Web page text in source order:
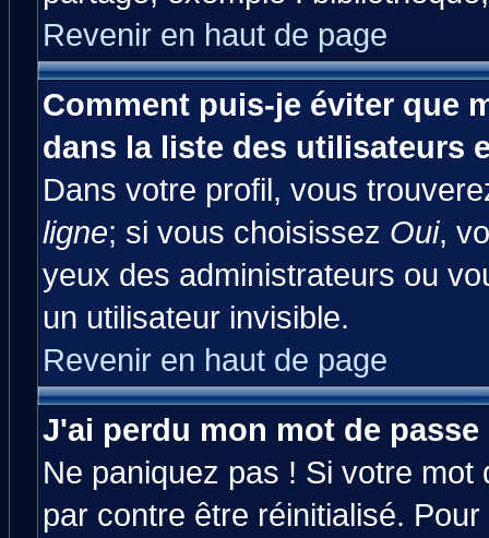
Revenir en haut de page
Comment puis-je éviter que
dans la liste des utilisateurs
Dans votre profil, vous
ligne; si vous choisissez Oui,
yeux des administrateurs ou
un utilisateur invisible.
Revenir en haut de page
J'ai perdu mon mot de passe
Ne paniquez pas ! Si votre
par contre être réinitialisé.